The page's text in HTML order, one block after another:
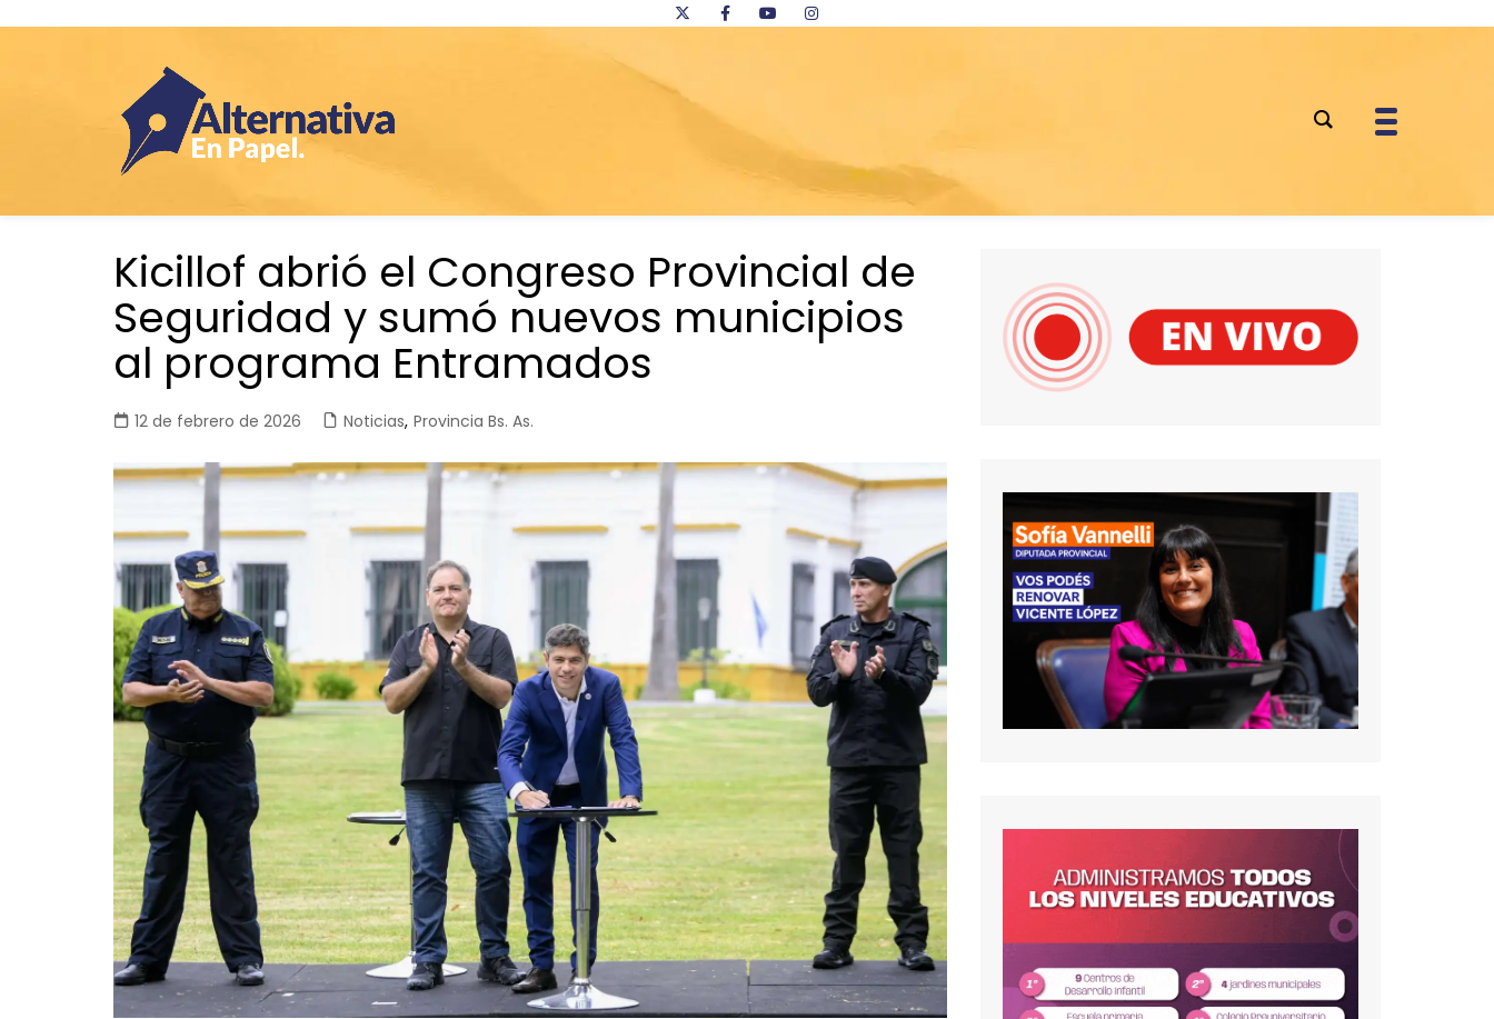
Kicillof abrió el Congreso Provincial de
Seguridad y sumó nuevos municipios
al programa Entramados
12 de febrero de 2026 Noticias, Provincia Bs. As.